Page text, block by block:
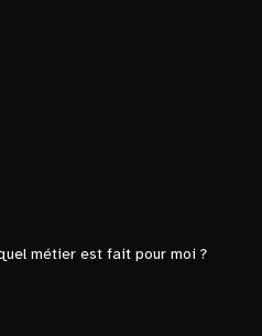
métier est fait pour moi ?